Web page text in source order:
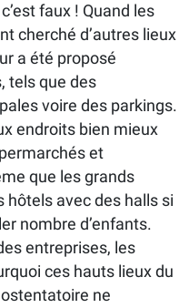
faux ! Quand les
cherché d’autres lieux
a été proposé
tels que des
voire des parkings.
endroits bien mieux
et
que les grands
hôtels avec des halls si
nombre d’enfants.
entreprises, les
ces hauts lieux du
ne